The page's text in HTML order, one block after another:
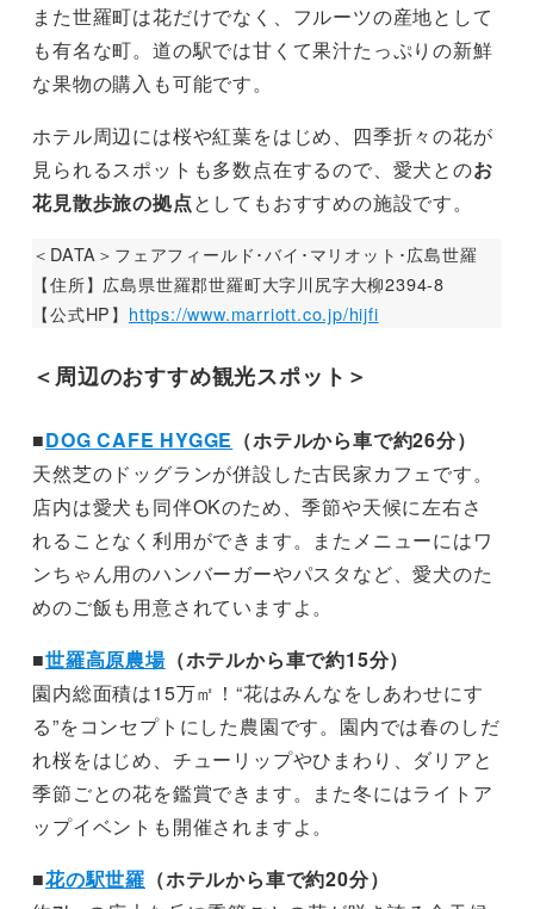
また世羅町は花だけでなく、フルーツの産地として
も有名な町。道の駅では甘くて果汁たっぷりの新鮮
な果物の購入も可能です。
ホテル周辺には桜や紅葉をはじめ、四季折々の花が
見られるスポットも多数点在するので、愛犬とのお
花見散歩旅の拠点としてもおすすめの施設です。
＜DATA＞フェアフィールド･バイ･マリオット･広島世羅
【住所】広島県世羅郡世羅町大字川尻字大柳2394-8
【公式HP】 https://www.marriott.co.jp/hijfi
＜周辺のおすすめ観光スポット＞
■DOG CAFE HYGGE （ホテルから車で約26分）
天然芝のドッグランが併設した古民家カフェです。
店内は愛犬も同伴OKのため、季節や天候に左右さ
れることなく利用ができます。またメニューにはワ
ンちゃん用のハンバーガーやパスタなど、愛犬のた
めのご飯も用意されていますよ。
■世羅高原農場（ホテルから車で約15分）
園内総面積は15万㎡！“花はみんなをしあわせにす
る”をコンセプトにした農園です。園内では春のしだ
れ桜をはじめ、チューリップやひまわり、ダリアと
季節ごとの花を鑑賞できます。また冬にはライトア
ップイベントも開催されますよ。
■花の駅世羅 （ホテルから車で約20分）